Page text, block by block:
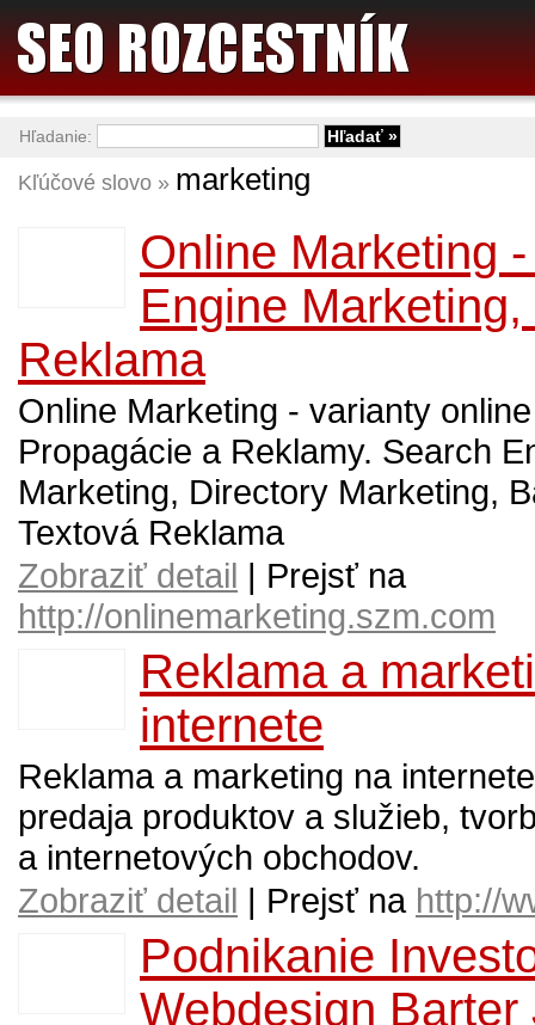
Kľúčové slovo » marketing
Online Marketing
Engine
Reklama
Online Marketing - varianty
Propagácie a Reklamy. Search
Marketing, Directory Marketing,
Textová Reklama
Zobraziť detail | Prejsť na
http://onlinemarketing.szm.com
Reklama a
internete
Reklama a marketing na
predaja produktov a služieb,
a internetových obchodov.
Zobraziť detail | Prejsť na http://
Podnikanie
Webdesign
Hľadanie: